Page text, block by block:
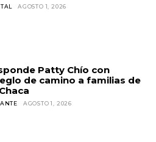
AGOSTO 1, 2026
Patty Chío con
de camino a familias de
AGOSTO 1, 2026